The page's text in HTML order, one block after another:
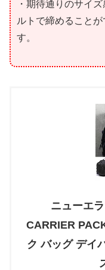
・期待通りのサイ
ルトで締めること
す。
ニューエ
CARRIER
ク バッグ デイ